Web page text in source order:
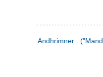
Andhrimner :